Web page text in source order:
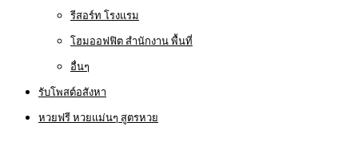
รีสอร์ท โรงแรม
โฮมออฟฟิต สำนักงาน พื้นที่
อื่นๆ
รับโพสต์อสังหา
หวยฟรี หวยแม่นๆ สูตรหวย